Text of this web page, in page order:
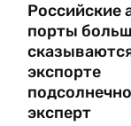
Российские
порты
экспорте
эксперт